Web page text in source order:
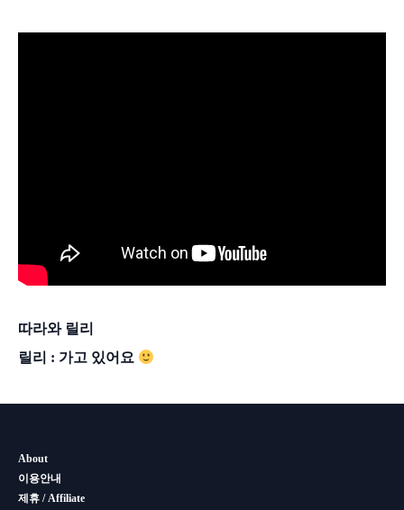
따라와 릴리
릴리 : 가고 있어요
About
이용안내
제휴 / Affiliate